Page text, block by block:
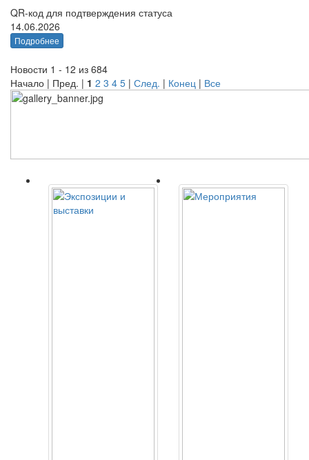
QR-код для подтверждения статуса
14.06.2026
Подробнее
Новости 1 - 12 из 684
Начало | Пред. | 1 2 3 4 5 | След. | Конец | Все